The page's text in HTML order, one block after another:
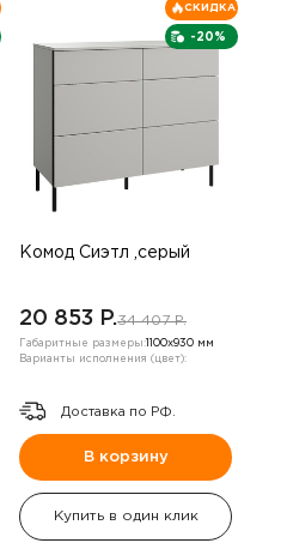
-20%
СКИДКА
Комод Сиэтл ,серый
20 853 P.34 407 P.
Габаритные размеры: 1100х930 мм
Варианты исполнения (цвет):
Доставка по РФ.
В корзину
Купить в один клик